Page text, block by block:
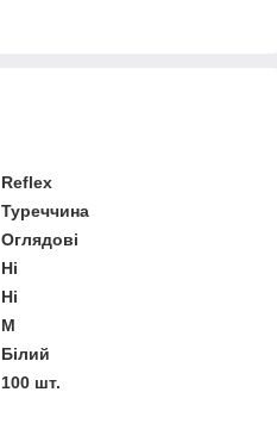
Reflex
Туреччина
Оглядові
Ні
Ні
M
Білий
100 шт.